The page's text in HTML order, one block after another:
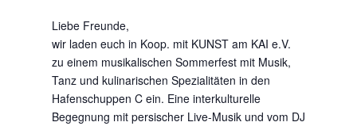
Liebe Freunde,
wir laden euch in Koop. mit KUNST am KAI e.V.
zu einem musikalischen Sommerfest mit Musik,
Tanz und kulinarischen Spezialitäten in den
Hafenschuppen C ein. Eine interkulturelle
Begegnung mit persischer Live-Musik und vom DJ